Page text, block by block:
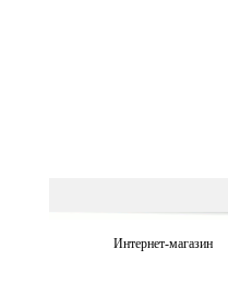
Интернет-магазин